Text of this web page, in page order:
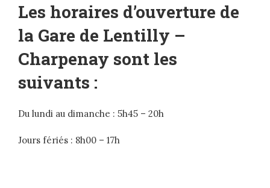
Les horaires d’ouverture de
la Gare de Lentilly –
Charpenay sont les
suivants :
Du lundi au dimanche : 5h45 – 20h
Jours fériés : 8h00 – 17h